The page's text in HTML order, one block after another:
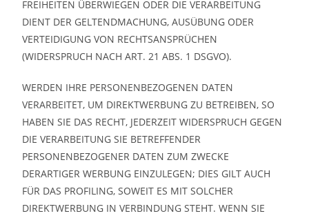
FREIHEITEN ÜBERWIEGEN ODER DIE VERARBEITUNG
DIENT DER GELTENDMACHUNG, AUSÜBUNG ODER
VERTEIDIGUNG VON RECHTSANSPRÜCHEN
(WIDERSPRUCH NACH ART. 21 ABS. 1 DSGVO).
WERDEN IHRE PERSONENBEZOGENEN DATEN
VERARBEITET, UM DIREKTWERBUNG ZU BETREIBEN, SO
HABEN SIE DAS RECHT, JEDERZEIT WIDERSPRUCH GEGEN
DIE VERARBEITUNG SIE BETREFFENDER
PERSONENBEZOGENER DATEN ZUM ZWECKE
DERARTIGER WERBUNG EINZULEGEN; DIES GILT AUCH
FÜR DAS PROFILING, SOWEIT ES MIT SOLCHER
DIREKTWERBUNG IN VERBINDUNG STEHT. WENN SIE